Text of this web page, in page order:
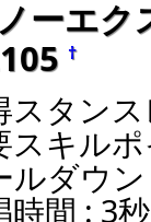
ーエク
†
スタン
スキル
ルダウ
時間 : 3